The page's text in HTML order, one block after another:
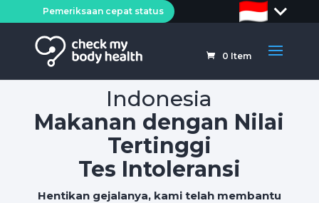
Pemeriksaan cepat status
0 Item
Indonesia
Makanan dengan Nilai
Tertinggi
Tes Intoleransi
Hentikan gejalanya, kami telah membantu